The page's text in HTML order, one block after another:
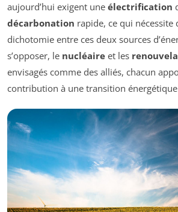
aujourd’hui exigent une électrification
décarbonation rapide, ce qui nécessite
dichotomie entre ces deux sources
s’opposer, le nucléaire et les
envisagés comme des alliés, chacun
contribution à une transition